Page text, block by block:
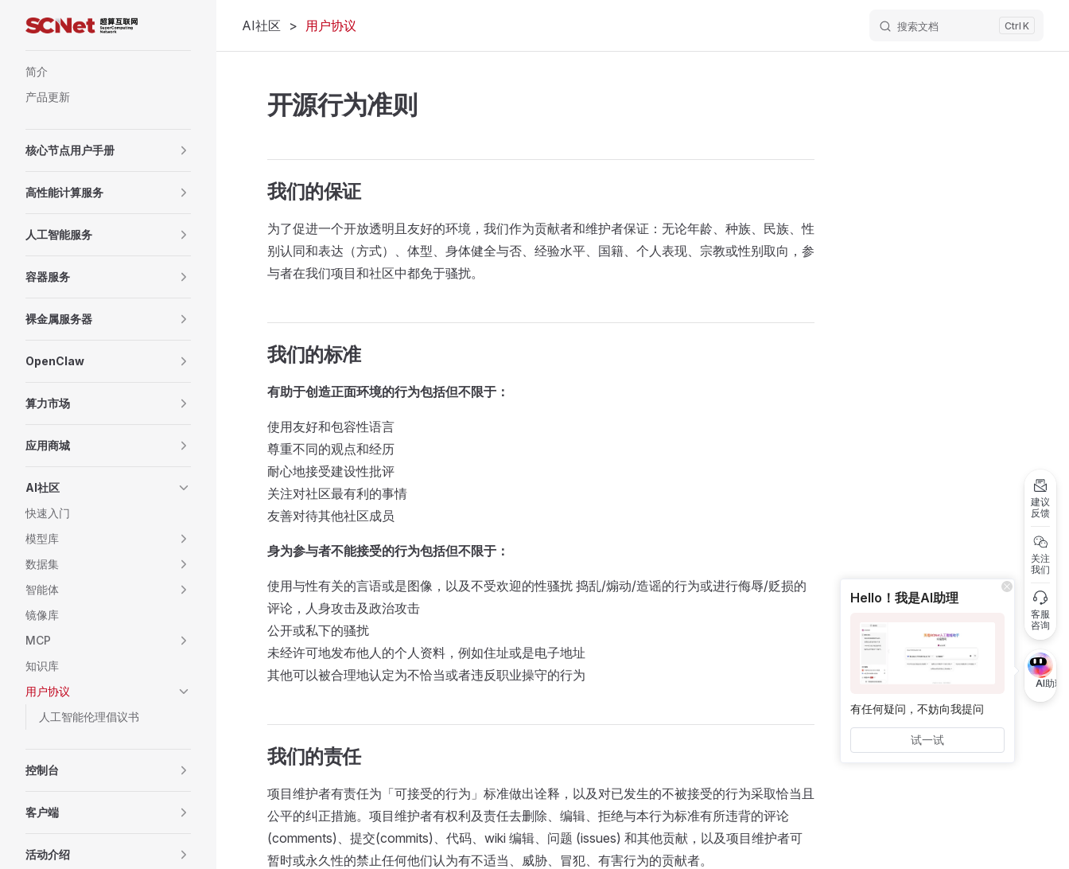
Skip to content AI社区 > 用户协议 搜索文档 K
建议
反馈
关注
我们
客服
咨询
AI助理
简介
产品更新
核心节点用户手册
高性能计算服务
人工智能服务
容器服务
裸金属服务器
OpenClaw
算力市场
应用商城
AI社区
快速入门
模型库
数据集
智能体
镜像库
MCP
知识库
用户协议
人工智能伦理倡议书
控制台
客户端
活动介绍
开源行为准则
我们的保证
为了促进一个开放透明且友好的环境，我们作为贡献者和维护者保证：无论年龄、种族、民族、性
别认同和表达（方式）、体型、身体健全与否、经验水平、国籍、个人表现、宗教或性别取向，参
与者在我们项目和社区中都免于骚扰。
我们的标准
有助于创造正面环境的行为包括但不限于：
使用友好和包容性语言
尊重不同的观点和经历
耐心地接受建设性批评
关注对社区最有利的事情
友善对待其他社区成员
身为参与者不能接受的行为包括但不限于：
使用与性有关的言语或是图像，以及不受欢迎的性骚扰 捣乱/煽动/造谣的行为或进行侮辱/贬损的
评论，人身攻击及政治攻击
公开或私下的骚扰
未经许可地发布他人的个人资料，例如住址或是电子地址
其他可以被合理地认定为不恰当或者违反职业操守的行为
我们的责任
项目维护者有责任为「可接受的行为」标准做出诠释，以及对已发生的不被接受的行为采取恰当且
公平的纠正措施。项目维护者有权利及责任去删除、编辑、拒绝与本行为标准有所违背的评论
(comments)、提交(commits)、代码、wiki 编辑、问题 (issues) 和其他贡献，以及项目维护者可
暂时或永久性的禁止任何他们认为有不适当、威胁、冒犯、有害行为的贡献者。
Hello！我是AI助理
有任何疑问，不妨向我提问
试一试